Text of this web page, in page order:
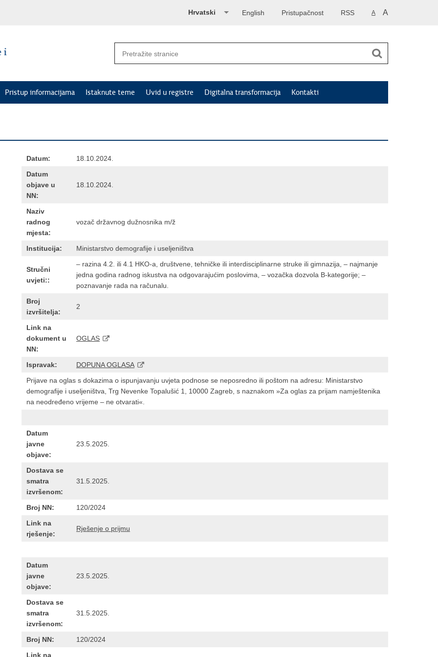
A A
RSS
Pristupačnost
English
Hrvatski
Pristup informacijama Istaknute teme Uvid u registre Digitalna transformacija Kontakti
Datum:
18.10.2024.
Datum
objave u
NN:
18.10.2024.
Naziv
radnog
mjesta:
vozač državnog dužnosnika m/ž
Institucija: Ministarstvo demografije i useljeništva
Stručni
uvjeti::
– razina 4.2. ili 4.1 HKO-a, društvene, tehničke ili interdisciplinarne struke ili gimnazija, – najmanje
jedna godina radnog iskustva na odgovarajućim poslovima, – vozačka dozvola B-kategorije; –
poznavanje rada na računalu.
Broj
izvršitelja:
2
Link na
dokument u
NN:
OGLAS
Ispravak:
DOPUNA OGLASA
Prijave na oglas s dokazima o ispunjavanju uvjeta podnose se neposredno ili poštom na adresu: Ministarstvo
demografije i useljeništva, Trg Nevenke Topalušić 1, 10000 Zagreb, s naznakom »Za oglas za prijam namještenika
na neodređeno vrijeme – ne otvarati«.
Datum
javne
objave:
23.5.2025.
Dostava se
smatra
izvršenom:
31.5.2025.
Broj NN:
120/2024
Link na
rješenje:
Rješenje o prijmu
Datum
javne
objave:
23.5.2025.
Dostava se
smatra
izvršenom:
31.5.2025.
Broj NN:
120/2024
Link na